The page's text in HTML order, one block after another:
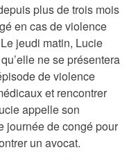
plus de trois mois
en cas de violence
jeudi matin, Lucie
ne se présentera
de violence
et rencontrer
appelle son
journée de congé pour
un avocat.